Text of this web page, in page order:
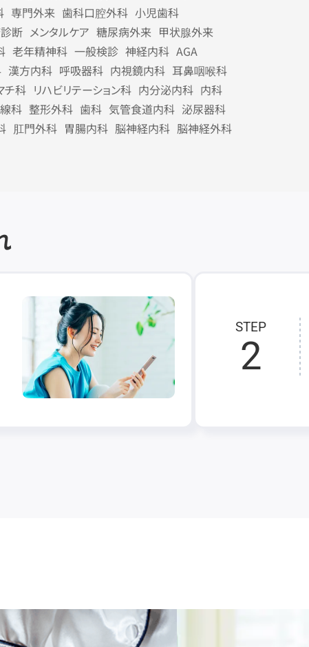
専門外来 歯科口腔外科 小児歯科
断 メンタルケア 糖尿病外来 甲状腺外来
老年精神科 一般検診 神経内科 AGA
漢方内科 呼吸器科 内視鏡内科 耳鼻咽喉科
チ科 リハビリテーション科 内分泌内科 内科
科 整形外科 歯科 気管食道内科 泌尿器科
肛門外科 胃腸内科 脳神経内科 脳神経外科
STEP
2